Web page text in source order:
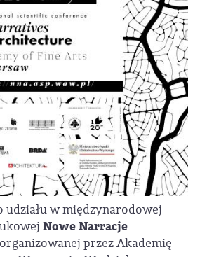
udziału w międzynarodowej
Nowe Narracje
przez Akademię